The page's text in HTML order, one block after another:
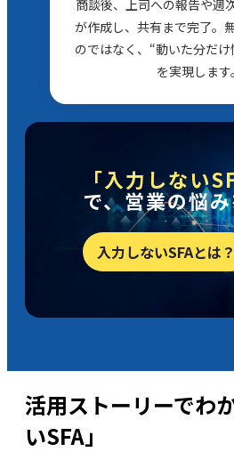
商談後、上司への報告や週
が作成し、共有まで完了。
のではなく、“動いた分だ
を実現します。
「入力しない
で、営業の悩
入力しないSFAとは？
活用ストーリーでわ
いSFA」